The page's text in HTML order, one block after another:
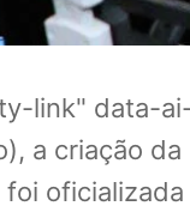
link" data-
a criação